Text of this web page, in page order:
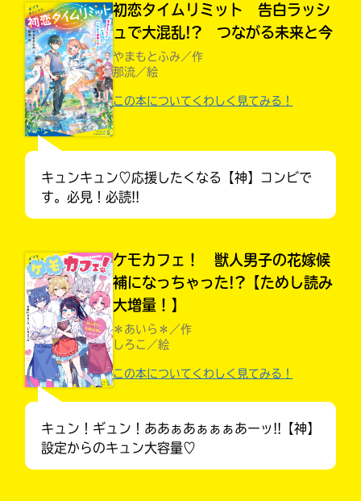
キミノラジオ配信中！
初恋タイムリミット 告白ラッシ
ュで大混乱!? つながる未来と今
やまもとふみ／作
那流／絵
この本についてくわしく見てみる！
キュンキュン♡応援したくなる【神】コンビで
す。必見！必読!!
ケモカフェ！ 獣人男子の花嫁候
補になっちゃった!?【ためし読み
大増量！】
＊あいら＊／作
しろこ／絵
この本についてくわしく見てみる！
キュン！ギュン！ああぁあぁぁぁあーッ!!【神】
設定からのキュン大容量♡
容
エ
ラ